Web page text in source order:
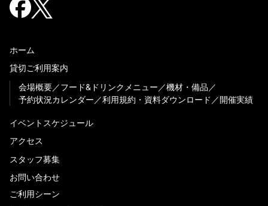
ホーム
貸切ご利用案内
会場概要
フード&ドリンクメニュー
機材・備品
予約状況カレンダー
利用規約・資料ダウンロード 開催実績
イベントスケジュール
アクセス
スタッフ募集
お問い合わせ
ご利用シーン